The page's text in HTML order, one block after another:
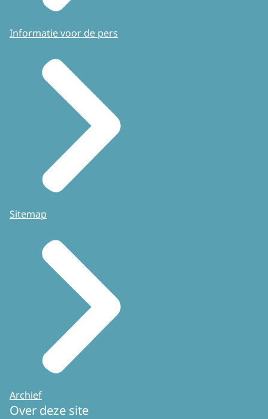
Informatie voor de pers
Sitemap
Archief
Over deze site